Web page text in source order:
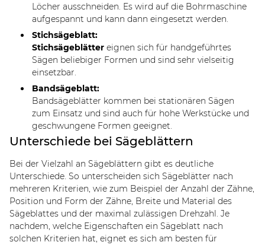
Löcher ausschneiden. Es wird auf die Bohrmaschine
aufgespannt und kann dann eingesetzt werden.
Stichsägeblatt:
Stichsägeblätter eignen sich für handgeführtes
Sägen beliebiger Formen und sind sehr vielseitig
einsetzbar.
Bandsägeblatt:
Bandsägeblätter kommen bei stationären Sägen
zum Einsatz und sind auch für hohe Werkstücke und
geschwungene Formen geeignet.
Unterschiede bei Sägeblättern
Bei der Vielzahl an Sägeblättern gibt es deutliche
Unterschiede. So unterscheiden sich Sägeblätter nach
mehreren Kriterien, wie zum Beispiel der Anzahl der Zähne,
Position und Form der Zähne, Breite und Material des
Sägeblattes und der maximal zulässigen Drehzahl. Je
nachdem, welche Eigenschaften ein Sägeblatt nach
solchen Kriterien hat, eignet es sich am besten für